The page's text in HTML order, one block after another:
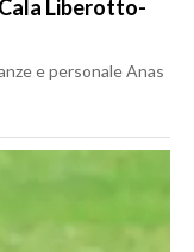
Liberotto-
e personale Anas